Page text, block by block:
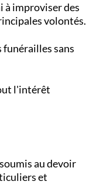
à improviser des
volontés.
funérailles sans
l'intérêt
au devoir
et